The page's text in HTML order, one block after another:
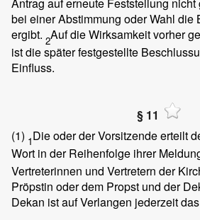
bei einer Abstimmung oder Wahl die
ergibt. 2Auf die Wirksamkeit vorher
ist die später festgestellte
Einfluss.
§ 11
(1) 1Die oder der Vorsitzende erteilt
Wort in der Reihenfolge ihrer
Vertreterinnen und Vertretern der
Pröpstin oder dem Propst und der
Dekan ist auf Verlangen jederzeit